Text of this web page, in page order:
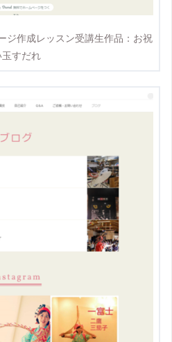
ジ作成レッスン受講生作品：お祝
玉すだれ